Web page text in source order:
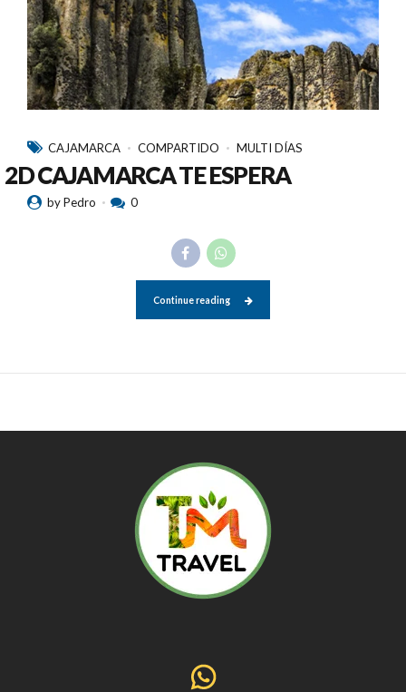
CAJAMARCA COMPARTIDO MULTI DÍAS
2D CAJAMARCA TE ESPERA
by Pedro 0
Continue reading